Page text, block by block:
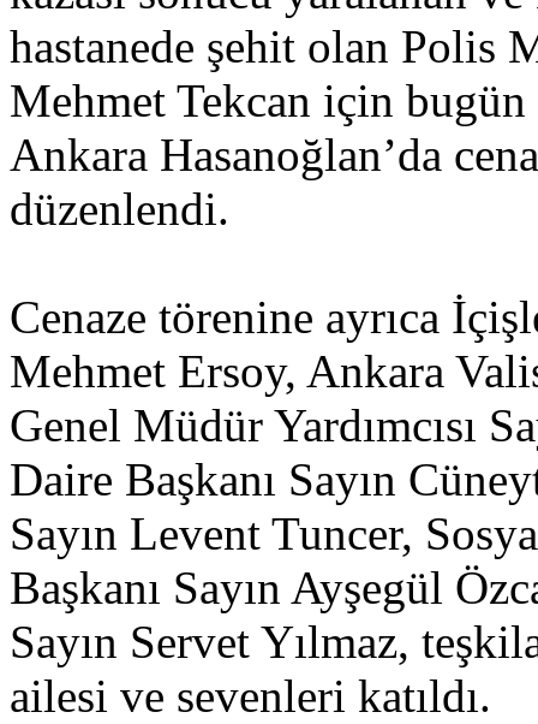
hastanede şehit olan Polis
Mehmet Tekcan için
Ankara Hasanoğlan’da
düzenlendi.
Cenaze törenine ayrıca
Mehmet Ersoy, Ankara
Genel Müdür Yardımcısı
Daire Başkanı Sayın
Sayın Levent Tuncer,
Başkanı Sayın Ayşegül
Sayın Servet Yılmaz,
ailesi ve sevenleri katıldı.